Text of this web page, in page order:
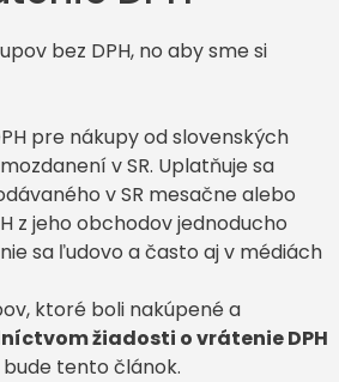
bez DPH, no aby sme si
pre nákupy od slovenských
v SR. Uplatňuje sa
v SR mesačne alebo
z jeho obchodov jednoducho
sa ľudovo a často aj v médiách
ktoré boli nakúpené a
žiadosti o vrátenie DPH
tento článok.